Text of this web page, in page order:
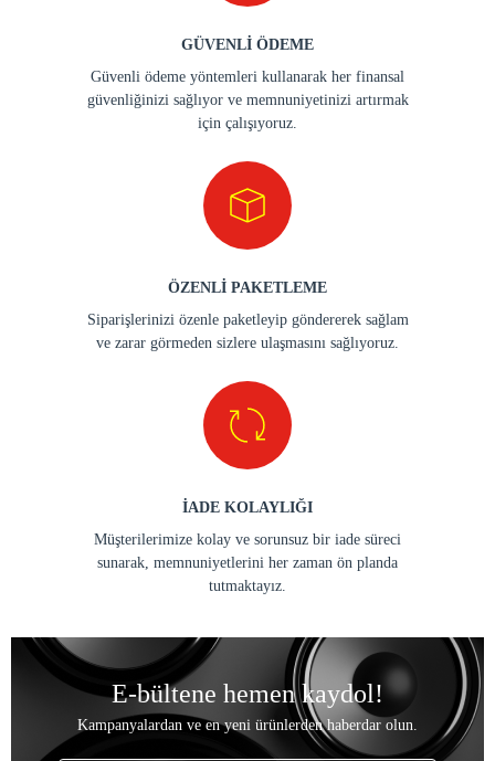
GÜVENLİ ÖDEME
Güvenli ödeme yöntemleri kullanarak her finansal
güvenliğinizi sağlıyor ve memnuniyetinizi artırmak
için çalışıyoruz.
ÖZENLİ PAKETLEME
Siparişlerinizi özenle paketleyip göndererek sağlam
ve zarar görmeden sizlere ulaşmasını sağlıyoruz.
İADE KOLAYLIĞI
Müşterilerimize kolay ve sorunsuz bir iade süreci
sunarak, memnuniyetlerini her zaman ön planda
tutmaktayız.
E-bültene hemen kaydol!
Kampanyalardan ve en yeni ürünlerden haberdar olun.